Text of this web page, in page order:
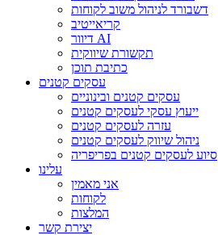
דשבורד לניהול משוב לקוחות
קריאייטיב
דיוור AI
תקשורת שיווקית
כתיבת תוכן
עסקים קטנים
עסקים קטנים ובינוניים
ייעוץ עסקי לעסקים קטנים
עזרה לעסקים קטנים
ניהול שיווק לעסקים קטנים
סיוע לעסקים קטנים בפריפריה
עלינו
אני מאמין
לקוחות
המלצות
יצירת קשר